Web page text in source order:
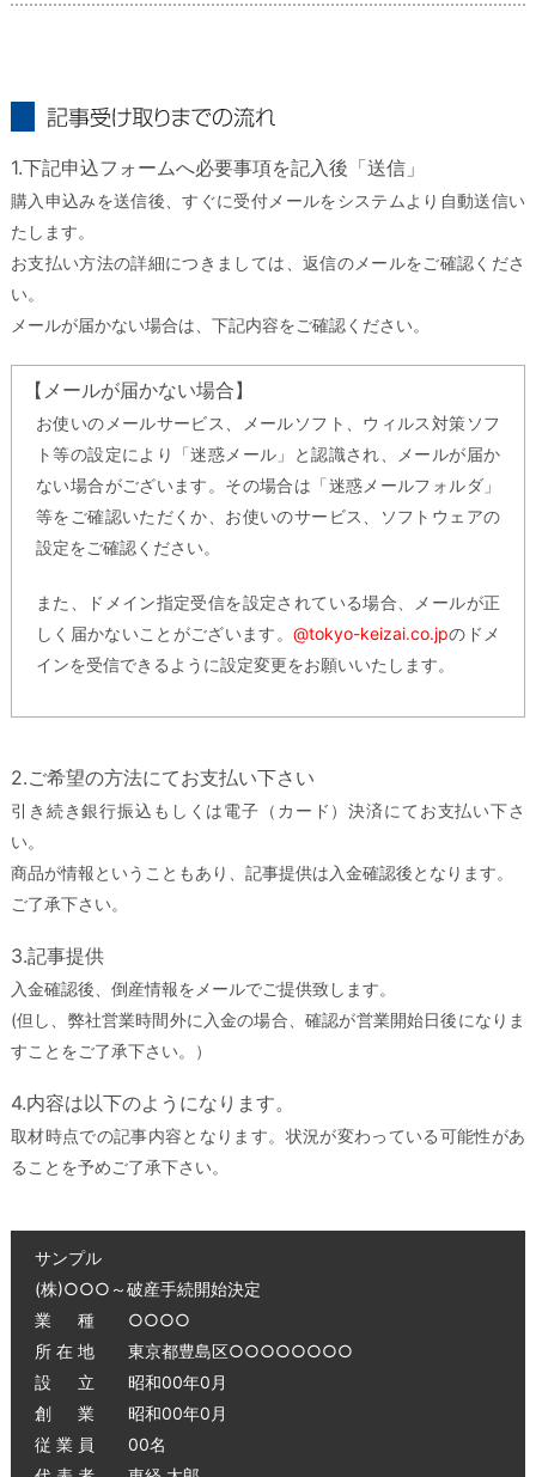
1.下記申込フォームへ必要事項を記入後「送信」
購入申込みを送信後、すぐに受付メールをシステムより自動送信い
たします。
お支払い方法の詳細につきましては、返信のメールをご確認くださ
い。
メールが届かない場合は、下記内容をご確認ください。
【メールが届かない場合】
お使いのメールサービス、メールソフト、ウィルス対策ソフ
ト等の設定により「迷惑メール」と認識され、メールが届か
ない場合がございます。その場合は「迷惑メールフォルダ」
等をご確認いただくか、お使いのサービス、ソフトウェアの
設定をご確認ください。
また、ドメイン指定受信を設定されている場合、メールが正
しく届かないことがございます。@tokyo-keizai.co.jpのドメ
インを受信できるように設定変更をお願いいたします。
2.ご希望の方法にてお支払い下さい
引き続き銀行振込もしくは電子（カード）決済にてお支払い下さ
い。
商品が情報ということもあり、記事提供は入金確認後となります。
ご了承下さい。
3.記事提供
入金確認後、倒産情報をメールでご提供致します。
(但し、弊社営業時間外に入金の場合、確認が営業開始日後になりま
すことをご了承下さい。）
4.内容は以下のようになります。
取材時点での記事内容となります。状況が変わっている可能性があ
ることを予めご了承下さい。
サンプル
(株)○○○～破産手続開始決定
業 種 ○○○○
所 在 地 東京都豊島区○○○○○○○○
設 立 昭和00年0月
創 業 昭和00年0月
従 業 員 00名